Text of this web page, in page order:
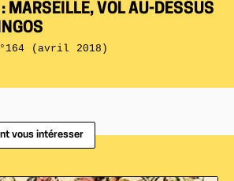
MARSEILLE, VOL AU-DESSUS
(avril 2018)
vous intéresser